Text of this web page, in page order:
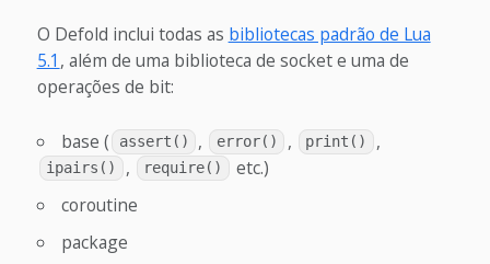
O Defold inclui todas as bibliotecas padrão de Lua
5.1 , além de uma biblioteca de socket e uma de
operações de bit:
base ( assert() , error() , print() ,
ipairs() , require()
etc.)
coroutine
package